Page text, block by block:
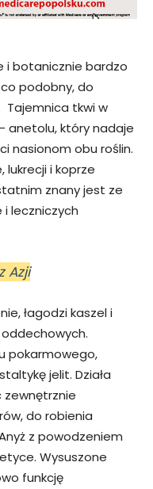
i botanicznie bardzo
podobny, do
Tajemnica tkwi w
anetolu, który nadaje
nasionom obu roślin.
i koprze
znany jest ze
i leczniczych
Azji
łagodzi kaszel i
pokarmowego,
jelit. Działa
zewnętrznie
do robienia
z powodzeniem
Wysuszone
funkcję